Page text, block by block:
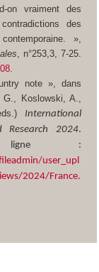
on vraiment des
des
»,
, n°253,3, 7-25.
note », dans
Koslowski, A.,
International
Research 2024.
ligne :
user_upl
2024/France.